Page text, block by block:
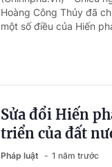
Hoàng Công Thủy đã
một số điều của Hiến
Sửa đổi Hiến
triển của đất
Pháp luật 1 năm trước